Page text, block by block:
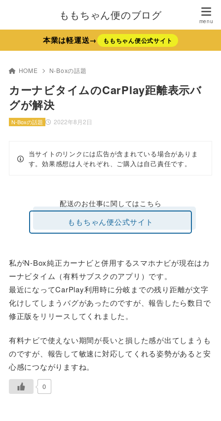
ももちゃん便のブログ
本業は軽運送→ ももちゃん便公式サイト
HOME N-Boxの話題
カーナビタイムのCarPlay距離表示バ
グが解決
2022年8月2日
N-Boxの話題
当サイトのリンクには広告が含まれている場合がありま
す。効果感想は人それぞれ、ご購入は自己責任です。
配送のお仕事に関してはこちら
ももちゃん便公式サイト
私がN-Box純正カーナビと併用するスマホナビが現在はカ
ーナビタイム（有料サブスクのアプリ）です。
最近になってCarPlay利用時に分岐までの残り距離が文字
化けしてしまうバグがあったのですが、報告したら数日で
修正版をリリースしてくれました。
有料ナビで使えない期間が長いと損した感が出てしまうも
のですが、報告して敏速に対応してくれる姿勢があると安
心感につながりますね。
0